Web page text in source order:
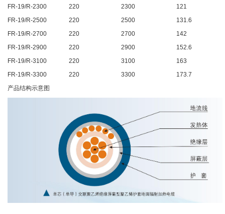
FR-19/R-2300
220 2300
121
FR-19/R-2500
220 2500
131.6
FR-19/R-2700
220 2700
142
FR-19/R-2900
220 2900
152.6
FR-19/R-3100
220 3100
163
FR-19/R-3300
220 3300
173.7
产品结构示意图